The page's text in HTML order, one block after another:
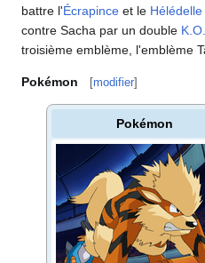
battre l'Écrapince et le
contre Sacha par un double K.O.
troisième emblème, l'emblème
Pokémon [modifier]
Pokémon